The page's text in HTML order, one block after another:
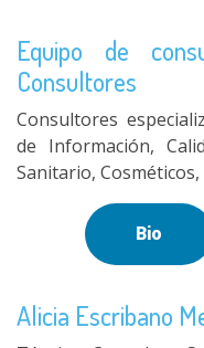
Equipo de
Consultores
Consultores
de Información,
Sanitario, Cosméticos,
Bio
Alicia Escribano